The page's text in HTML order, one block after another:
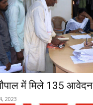
में मिले 135 आवेदन
2023